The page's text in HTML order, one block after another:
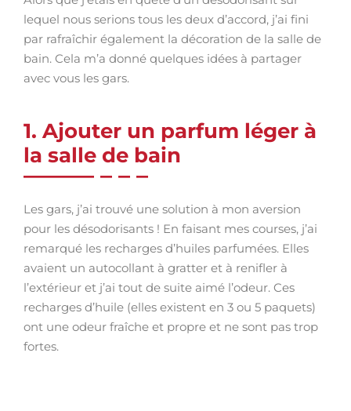
lequel nous serions tous les deux d’accord, j’ai fini
par rafraîchir également la décoration de la salle de
bain. Cela m’a donné quelques idées à partager
avec vous les gars.
1. Ajouter un parfum léger à
la salle de bain
Les gars, j’ai trouvé une solution à mon aversion
pour les désodorisants ! En faisant mes courses, j’ai
remarqué les recharges d’huiles parfumées. Elles
avaient un autocollant à gratter et à renifler à
l’extérieur et j’ai tout de suite aimé l’odeur. Ces
recharges d’huile (elles existent en 3 ou 5 paquets)
ont une odeur fraîche et propre et ne sont pas trop
fortes.